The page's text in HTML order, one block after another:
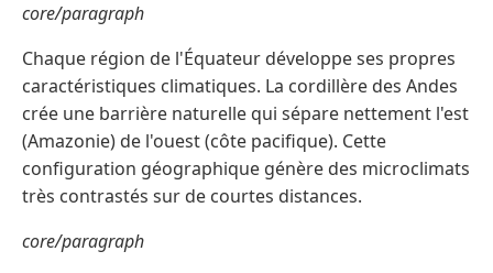
core/paragraph
Chaque région de l'Équateur développe ses propres
caractéristiques climatiques. La cordillère des Andes
crée une barrière naturelle qui sépare nettement l'est
(Amazonie) de l'ouest (côte pacifique). Cette
configuration géographique génère des microclimats
très contrastés sur de courtes distances.
core/paragraph